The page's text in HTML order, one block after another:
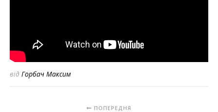
від Горбач Максим
ПОПЕРЕДНЯ